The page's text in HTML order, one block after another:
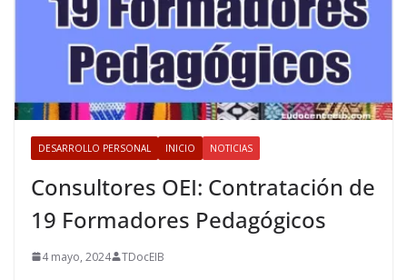
DESARROLLO PERSONAL INICIO NOTICIAS
Consultores OEI: Contratación de
19 Formadores Pedagógicos
4 mayo, 2024 TDocEIB